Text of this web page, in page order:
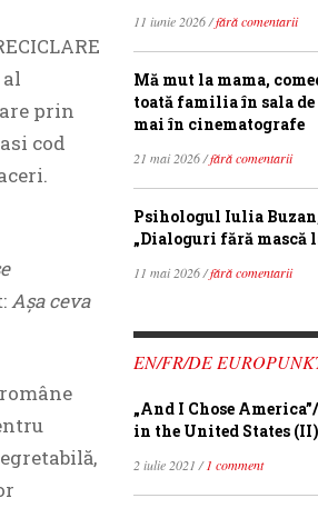
prin
cod
Așa ceva
11 iunie 2026 /fără comentarii
Mă mut la mama,
toată familia în sala
mai în cinematografe
21 mai 2026 /fără comentarii
Psihologul Iulia
„Dialoguri fără mască
11 mai 2026 /fără comentarii
EN/FR/DE
„And I Chose
in the United States (II)
2 iulie 2021 /1 comment